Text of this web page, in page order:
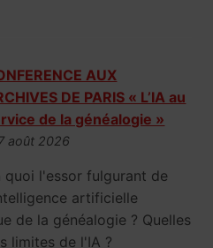
AUX
DE PARIS « L’IA au
de la généalogie »
août 2026
quoi l'essor fulgurant de
artificielle
de la généalogie ? Quelles
limites de l'IA ?